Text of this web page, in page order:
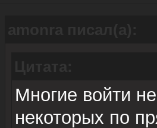
Многие войти
некоторых по